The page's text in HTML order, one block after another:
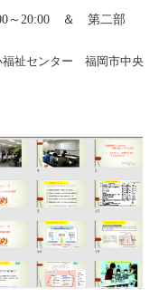
～20:00 ＆ 第二部
祉センター 福岡市中央